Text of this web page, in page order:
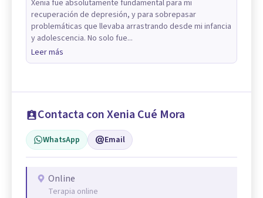
Xenia fue absolutamente fundamental para mi
recuperación de depresión, y para sobrepasar
problemáticas que llevaba arrastrando desde mi infancia
y adolescencia. No solo fue...
Leer más
Contacta con Xenia Cué Mora
WhatsApp Email
Online
Terapia online